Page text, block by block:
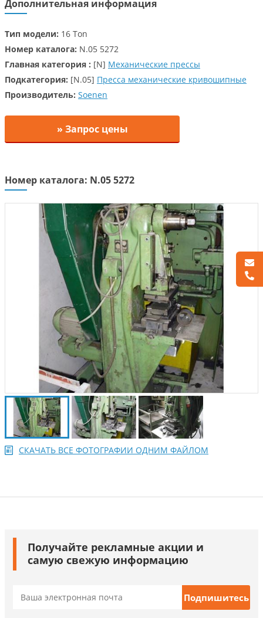
Дополнительная информация
Тип модели: 16 Ton
Номер каталога: N.05 5272
Главная категория : [N] Механические прессы
Подкатегория: [N.05] Пресса механические кривошипные
Производитель: Soenen
» Запрос цены
Номер каталога: N.05 5272
СКАЧАТЬ ВСЕ ФОТОГРАФИИ ОДНИМ ФАЙЛОМ
Получайте рекламные акции и
самую свежую информацию